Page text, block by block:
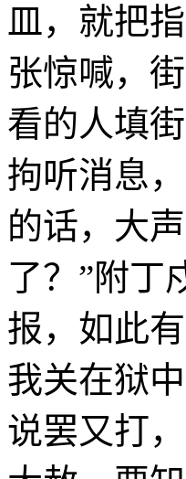
皿，就把
张惊喊，
看的人填
拘听消息
的话，大
了？”附丁
报，如此
我关在狱
说罢又打